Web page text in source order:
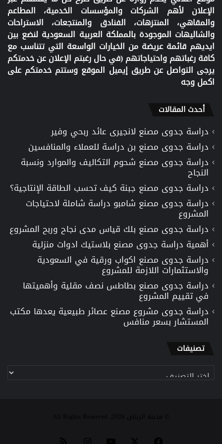
الإعلان لأهم الشركات والمؤسسات الخدمية، المطاعم
والمقاهي، المنتزهات، الفنادق والمنتجعات، الاستراحات
والشاليهات الموجودة بالمملكة العربية السعودية لنضع بين
ايديهم قائمة عريضة من الخيارات الواسعة التي تتناسب مع
كافة رغباتهم واحتياجاتهم (في حال رغبتم الإعلان عن خدمتكم
يرجى التواصل عن طريق إيميل الموقع وستتم خدمتكم على
اكمل وجه
أحدث المقالات
دراسة جدوى مصنع لانجيرى عائد ربحي وفير
دراسة جدوى مصنع بن دراسة للعملاء والمنافسين
دراسة جدوى مصنع شحوم التكاليف والموارد ونسبة
النجاح
دراسة جدوى مصنع جبنة كيف تحسب الطاقة الإنتاجية؟
دراسة جدوى مصنع شامبو دراسة شاملة لاحتياجات
المشروع
دراسة جدوى مصنع بلك قياس مدى نجاح وربح المشروع
أهمية دراسة جدوى مصنع بلاستيك ادوات منزلية
دراسة جدوى مصنع اكواب ورقية في السعودية
والاستثمارات اللازمة للمشروع
دراسة جدوى مصنع بطاطس نصف مقلية وأهميتها
في تقييم المشروع
دراسة جدوى مشروع مصنع عصائر طبيعية يعدها مكتب
المستشار بسعر منافس
تصنيفات
تصنيفات
© مدينة الرياض 2026, All Rights Reserved